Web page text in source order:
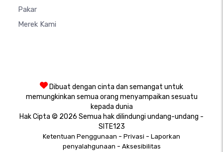
Pakar
Merek Kami
Dibuat dengan cinta dan semangat untuk
memungkinkan semua orang menyampaikan sesuatu
kepada dunia
Hak Cipta © 2026 Semua hak dilindungi undang-undang -
SITE123
Ketentuan Penggunaan - Privasi - Laporkan
penyalahgunaan - Aksesibilitas